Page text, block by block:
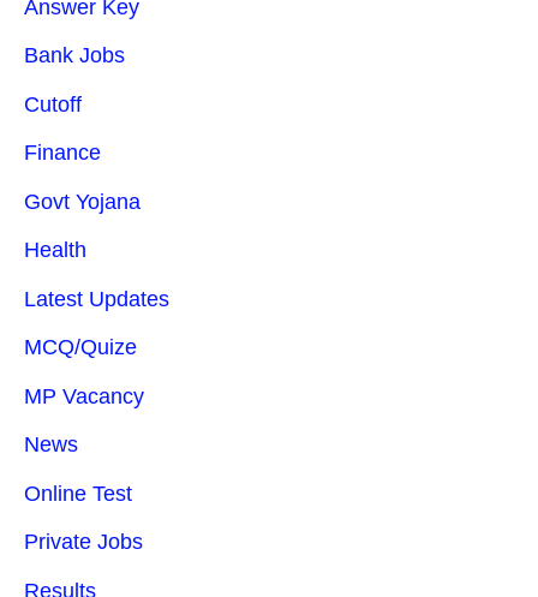
Answer Key
Bank Jobs
Cutoff
Finance
Govt Yojana
Health
Latest Updates
MCQ/Quize
MP Vacancy
News
Online Test
Private Jobs
Results